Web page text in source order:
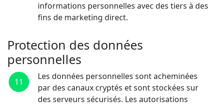
informations personnelles avec des tiers à des
fins de marketing direct.
Protection des données
personnelles
11
Les données personnelles sont acheminées
par des canaux cryptés et sont stockées sur
des serveurs sécurisés. Les autorisations